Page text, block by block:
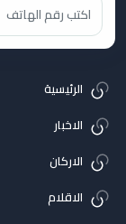
الرئيسية
الاخبار
الاركان
الاقلام